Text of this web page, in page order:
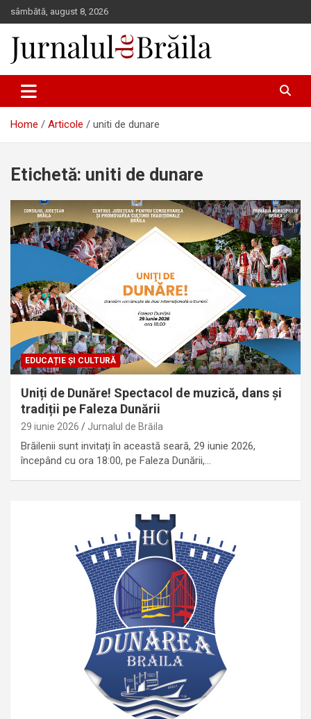
Skip
to
content
sâmbătă, august 8, 2026
Jurnalul de Brăila
Home Articole uniti de dunare
Etichetă: uniti de dunare
EDUCAȚIE ȘI CULTURĂ
Uniți de Dunăre! Spectacol de muzică, dans și
tradiții pe Faleza Dunării
29 iunie 2026 Jurnalul de Brăila
Brăilenii sunt invitați în această seară, 29 iunie 2026,
începând cu ora 18:00, pe Faleza Dunării,…